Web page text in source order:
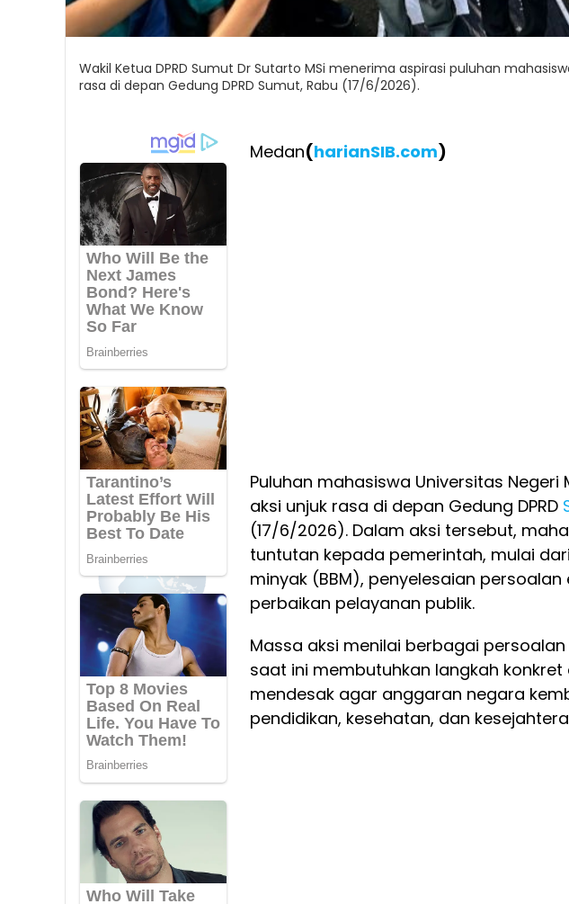
Wakil Ketua DPRD Sumut Dr Sutarto MSi menerima aspirasi puluhan
rasa di depan Gedung DPRD Sumut, Rabu (17/6/2026).
Medan(harianSIB.com)
Puluhan mahasiswa Universitas
aksi unjuk rasa di depan Gedung DPRD
(17/6/2026). Dalam aksi tersebut,
tuntutan kepada pemerintah, mulai
minyak (BBM), penyelesaian
perbaikan pelayanan publik.
Massa aksi menilai berbagai
saat ini membutuhkan langkah konkret
mendesak agar anggaran negara
pendidikan, kesehatan, dan